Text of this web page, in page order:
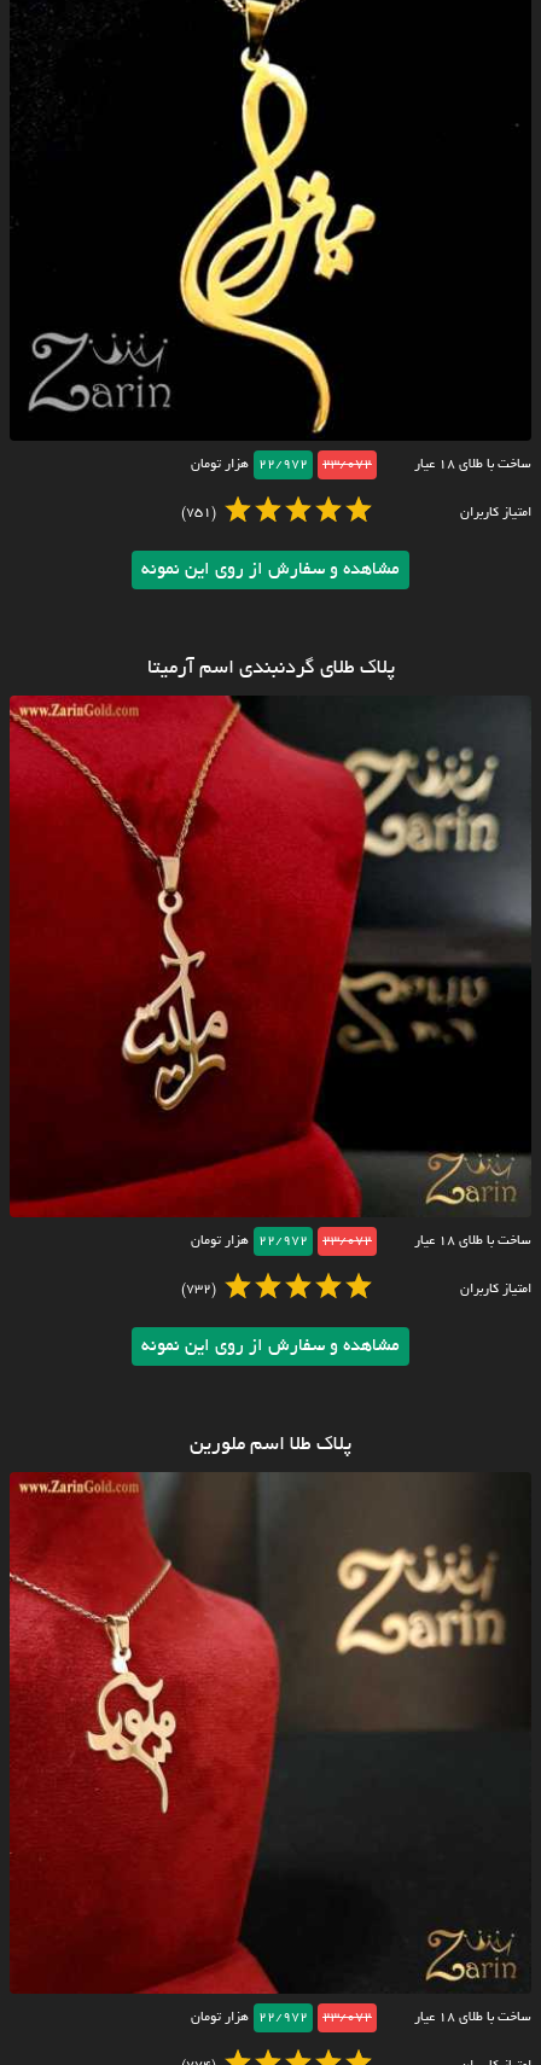
ساخت با طلای ۱۸ عیار 23/072
22/972 هزار تومان
امتیاز کاربران (751)
مشاهده و سفارش از روی این نمونه
پلاک طلای گردنبندی اسم آرمیتا
ساخت با طلای ۱۸ عیار 23/072
22/972 هزار تومان
امتیاز کاربران (732)
مشاهده و سفارش از روی این نمونه
پلاک طلا اسم ملورین
ساخت با طلای ۱۸ عیار 23/072
22/972 هزار تومان